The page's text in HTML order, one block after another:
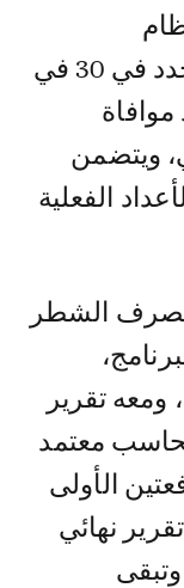
المعلومات "سييما"، والثاني محدد في 30 في
موافاة
ويتضمن
الفعلية
تصرف الشطر
ومعه تقرير
معتمد
الأولى
نهائي
وتبقى